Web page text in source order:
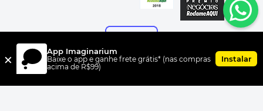
FORMAS DE PAGAMENTO
× App Imaginarium
Baixe o app e ganhe frete grátis* (nas compras
acima de R$99)
Instalar